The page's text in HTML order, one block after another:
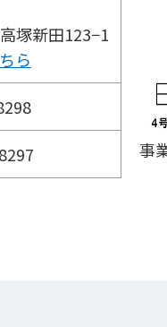
事
塚新田123−1
ら